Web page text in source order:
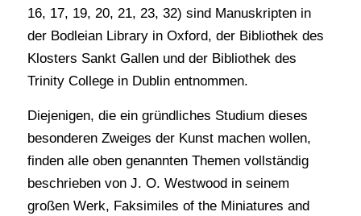
16, 17, 19, 20, 21, 23, 32) sind Manuskripten in
der Bodleian Library in Oxford, der Bibliothek des
Klosters Sankt Gallen und der Bibliothek des
Trinity College in Dublin entnommen.
Diejenigen, die ein gründliches Studium dieses
besonderen Zweiges der Kunst machen wollen,
finden alle oben genannten Themen vollständig
beschrieben von J. O. Westwood in seinem
großen Werk, Faksimiles of the Miniatures and